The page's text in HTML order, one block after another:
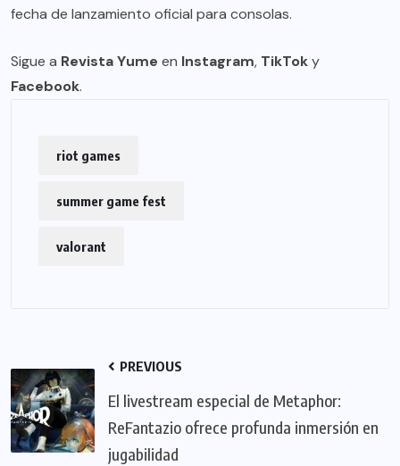
fecha de lanzamiento oficial para consolas.
Sigue a Revista Yume en Instagram, TikToky
Facebook.
riot games
summer game fest
valorant
PREVIOUS
El livestream especial de Metaphor:
ReFantazio ofrece profunda inmersión en
jugabilidad